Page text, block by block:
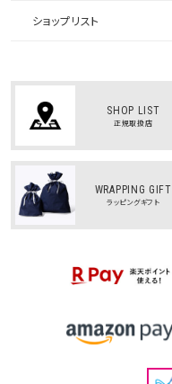
ショップリスト
SHOP LIST
正規取扱店
WRAPPING GIFT
ラッピングギフト